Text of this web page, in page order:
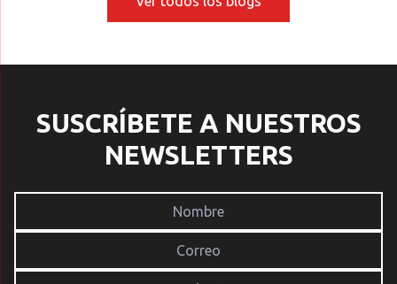
referentes y jugar con
SUSCRÍBETE A NUESTROS
NEWSLETTERS